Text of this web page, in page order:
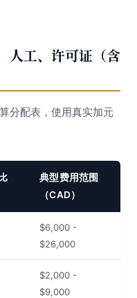
人工、许可证（含
分配表，使用真实加元
典型费用范围
（CAD）
$6,000 -
$26,000
$2,000 -
$9,000